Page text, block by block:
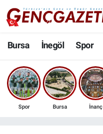
Bursa İnegöl Spor
Spor Bursa İnanç
Bursa
İnegöl
3.SAYFA
Nöbetçi Eczaneler
Hava Durumu
Trafik Durumu